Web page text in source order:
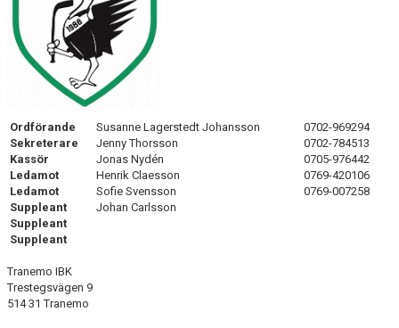
VÅRA LAG
MATCHER
FÖRETAGSCUPEN 2026
TRÄNINGSTIDER 2025/26
SCHEMAN
FÖRENINGSKLÄDER-INNEBANDYKUNGEN
FÖRENINGSDOMARE
Ordförande Susanne Lagerstedt Johansson
0702-969294
Sekreterare
Jenny Thorsson
0702-784513
Kassör
Jonas Nydén
0705-976442
Ledamot
Henrik Claesson
0769-420106
Ledamot
Sofie Svensson
0769-007258
Suppleant
Johan Carlsson
Suppleant
Suppleant
Tranemo IBK
Trestegsvägen 9
514 31 Tranemo